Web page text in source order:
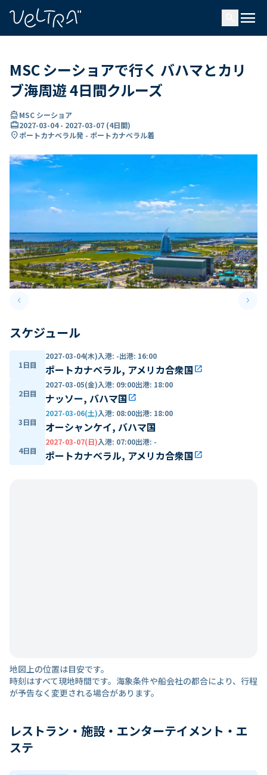
menu
MSC シーショアで行く バハマとカリ
ブ海周遊 4日間クルーズ
directions_boatMSC シーショア
card_travel2027-03-04- 2027-03-07 (4日間)
location_onポートカナベラル発 - ポートカナベラル着
keyboard_arrow_leftPrevious slide keyboard_arrow_right
スケジュール
1日目
2027-03-04(木)入港: -出港: 16:00
ポートカナベラル, アメリカ合衆国open_in_new
2日目
2027-03-05(金)入港: 09:00出港: 18:00
ナッソー, バハマ国open_in_new
3日目
2027-03-06(土)入港: 08:00出港: 18:00
オーシャンケイ, バハマ国
4日目
2027-03-07(日)入港: 07:00出港: -
ポートカナベラル, アメリカ合衆国open_in_new
地図上の位置は目安です。
時刻はすべて現地時間です。海象条件や船会社の都合により、行程
が予告なく変更される場合があります。
レストラン・施設・エンターテイメント・エ
ステ